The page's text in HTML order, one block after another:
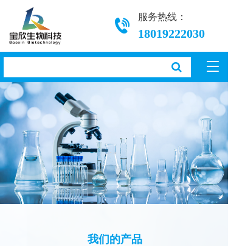
服务热线：
18019222030
T
g
l
a
v
i
g
a
我们的产品